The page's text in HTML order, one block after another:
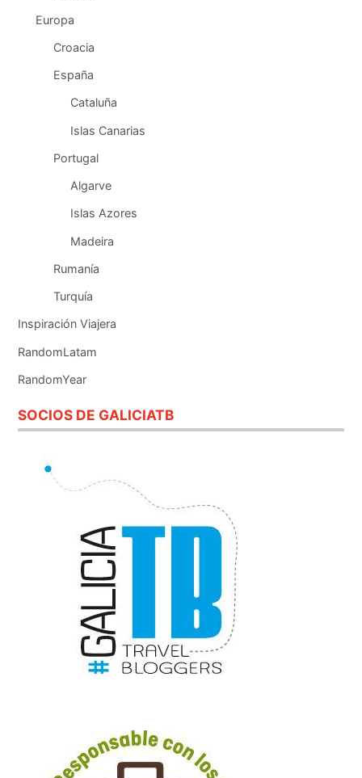
Europa
Croacia
España
Cataluña
Islas Canarias
Portugal
Algarve
Islas Azores
Madeira
Rumanía
Turquía
Inspiración Viajera
RandomLatam
RandomYear
SOCIOS DE GALICIATB